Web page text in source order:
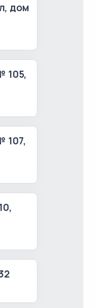
дом
105,
107,